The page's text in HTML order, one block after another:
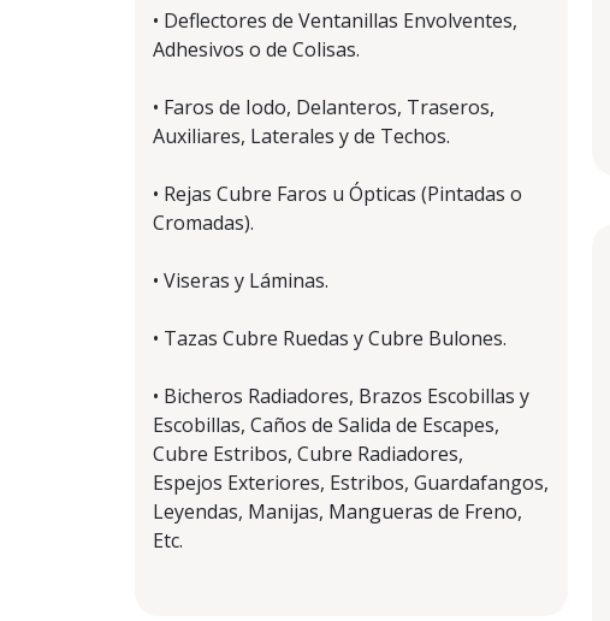
• Deflectores de Ventanillas Envolventes,
Adhesivos o de Colisas.
• Faros de Iodo, Delanteros, Traseros,
Auxiliares, Laterales y de Techos.
• Rejas Cubre Faros u Ópticas (Pintadas o
Cromadas).
• Viseras y Láminas.
• Tazas Cubre Ruedas y Cubre Bulones.
• Bicheros Radiadores, Brazos Escobillas y
Escobillas, Caños de Salida de Escapes,
Cubre Estribos, Cubre Radiadores,
Espejos Exteriores, Estribos, Guardafangos,
Leyendas, Manijas, Mangueras de Freno,
Etc.